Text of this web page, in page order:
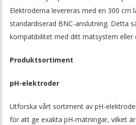
Elektroderna levereras med en 300 cm
standardiserad BNC-anslutning. Detta
kompatibilitet med ditt mätsystem eller
Produktsortiment
pH-elektroder
Utforska vårt sortiment av pH-
för att ge exakta pH-mätningar, vilket